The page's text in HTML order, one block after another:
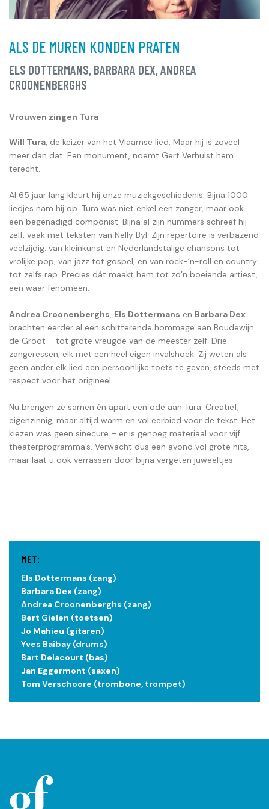
ALS DE MUREN KONDEN PRATEN
ELS DOTTERMANS, BARBARA DEX, ANDREA
CROONENBERGHS
Vrouwen zingen Tura
Will Tura, de keizer van het Vlaamse lied. Maar hij is zoveel
meer dan dat. Een monument, noemt Gert Verhulst hem
terecht.
Al 65 jaar lang kleurt hij onze muziekgeschiedenis. Bijna 1000
liedjes nam hij op. Tura was niet enkel een zanger, maar ook
een begenadigd componist. Bijna al zijn nummers schreef hij
zelf, vaak met teksten van Nelly Byl. Zijn repertoire is verbazend
veelzijdig: van kleinkunst en Nederlandstalige chansons tot
vrolijke pop, van jazz tot gospel, en van rock-’n-roll en country
tot zelfs rap. Precies dát maakt hem tot zo’n boeiende artiest,
een waar fenomeen.
Andrea Croonenberghs, Els Dottermans en Barbara Dex
brachten eerder al een schitterende hommage aan Boudewijn
de Groot – tot grote vreugde van de meester zelf. Drie
zangeressen, elk met een heel eigen invalshoek. Zij weten als
geen ander elk lied een persoonlijke toets te geven, steeds met
respect voor het origineel.
Nu brengen ze samen én apart een ode aan Tura. Creatief,
eigenzinnig, maar altijd warm en vol eerbied voor de tekst. Het
kiezen was geen sinecure – er is genoeg materiaal voor vijf
theaterprogramma’s. Verwacht dus een avond vol grote hits,
maar laat u ook verrassen door bijna vergeten juweeltjes.
MET:
Els Dottermans (zang)
Barbara Dex (zang)
Andrea Croonenberghs (zang)
Bert Gielen (toetsen)
Jo Mahieu (gitaren)
Yves Baibay (drums)
Bart Delacourt (bas)
Jan Eggermont (saxen)
Tom Verschoore (trombone, trompet)